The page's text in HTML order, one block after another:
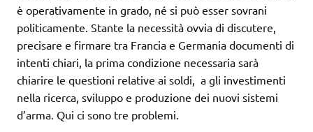
è operativamente in grado, né si può esser sovrani
politicamente. Stante la necessità ovvia di discutere,
precisare e firmare tra Francia e Germania documenti di
intenti chiari, la prima condizione necessaria sarà
chiarire le questioni relative ai soldi, a gli investimenti
nella ricerca, sviluppo e produzione dei nuovi sistemi
d’arma. Qui ci sono tre problemi.